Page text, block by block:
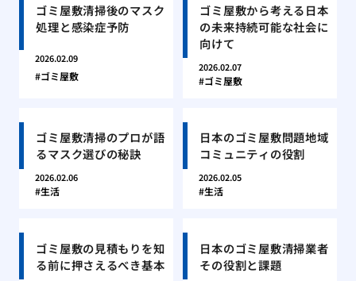
ゴミ屋敷清掃後のマスク
処理と感染症予防
2026.02.09
ゴミ屋敷
ゴミ屋敷から考える日本
の未来持続可能な社会に
向けて
2026.02.07
ゴミ屋敷
ゴミ屋敷清掃のプロが語
るマスク選びの秘訣
2026.02.06
生活
日本のゴミ屋敷問題地域
コミュニティの役割
2026.02.05
生活
ゴミ屋敷の見積もりを知
る前に押さえるべき基本
日本のゴミ屋敷清掃業者
その役割と課題